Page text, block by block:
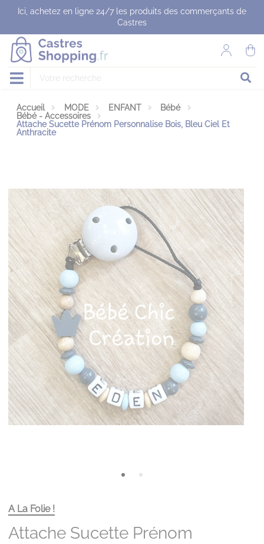
Ici, achetez en ligne 24/7 les produits des commerçants de
Castres
Accueil MODE ENFANT
Bébé
Bébé - Accessoires
Attache Sucette Prénom Personnalise Bois, Bleu Ciel Et
Anthracite
A La Folie !
Attache Sucette Prénom
Panneau de gestion des cookies